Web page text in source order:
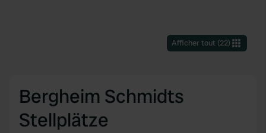
Afficher tout(22)
Bergheim Schmidts
Stellplätze